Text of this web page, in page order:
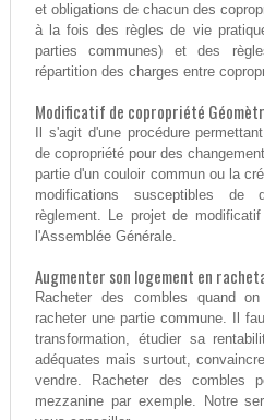
et obligations de chacun des
à la fois des règles de vie
parties communes) et des
répartition des charges entre
Modificatif de copropriété
Il s'agit d'une procédure
de copropriété pour des
partie d'un couloir commun ou la
modifications susceptibles de
règlement. Le projet de
l'Assemblée Générale.
Augmenter son logement en
Racheter des combles quand
racheter une partie commune. Il
transformation, étudier sa
adéquates mais surtout,
vendre. Racheter des combles
mezzanine par exemple. Notre